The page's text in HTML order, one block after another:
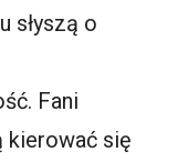
słyszą o
Fani
kierować się